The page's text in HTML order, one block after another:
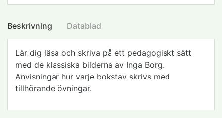
Beskrivning Datablad
Lär dig läsa och skriva på ett pedagogiskt sätt
med de klassiska bilderna av Inga Borg.
Anvisningar hur varje bokstav skrivs med
tillhörande övningar.